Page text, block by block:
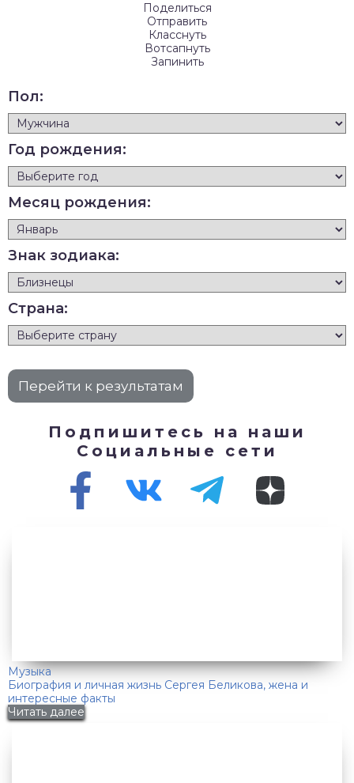
Поделиться
Отправить
Класснуть
Вотсапнуть
Запинить
Пол:
Год рождения:
Месяц рождения:
Знак зодиака:
Страна:
Подпишитесь на наши
Социальные сети
Музыка
Биография и личная жизнь Сергея Беликова, жена и
интересные факты
Читать далее